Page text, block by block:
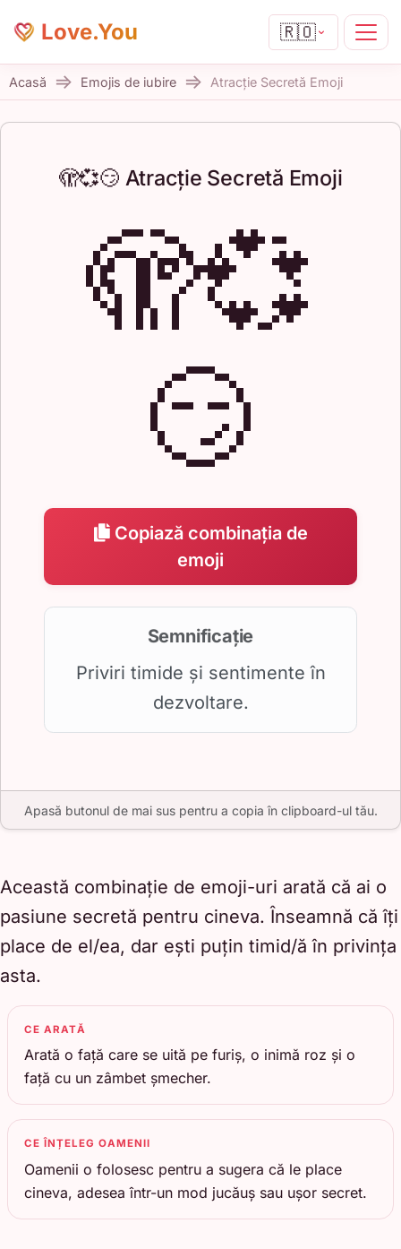
Love.You 🇷🇴
Acasă Emojis de iubire Atracție Secretă Emoji
🫣💞😏 Atracție Secretă Emoji
🫣💞
😏
Copiază combinația de
emoji
Semnificație
Priviri timide și sentimente în
dezvoltare.
Apasă butonul de mai sus pentru a copia în clipboard-ul tău.
Această combinație de emoji-uri arată că ai o
pasiune secretă pentru cineva. Înseamnă că îți
place de el/ea, dar ești puțin timid/ă în privința
asta.
CE ARATĂ
Arată o față care se uită pe furiș, o inimă roz și o
față cu un zâmbet șmecher.
CE ÎNȚELEG OAMENII
Oamenii o folosesc pentru a sugera că le place
cineva, adesea într-un mod jucăuș sau ușor secret.